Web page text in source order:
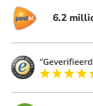
6.2